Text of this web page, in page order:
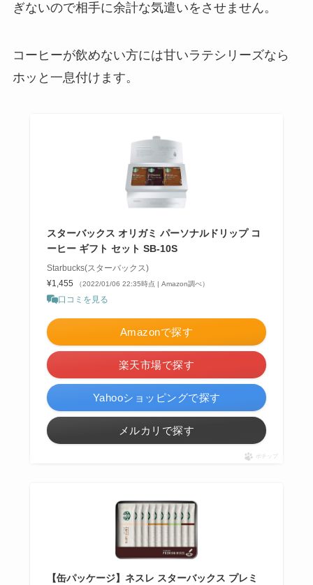
ぎないので相手に余計な気遣いをさせません。
コーヒーが飲めない方には甘いラテシリーズなら
ホッと一息付けます。
スターバックス オリガミ パーソナルドリップ コ
ーヒー ギフト セット SB-10S
Starbucks(スターバックス)
¥1,455
（2022/01/06 22:35時点 | Amazon調べ）
口コミを見る
Amazonで探す
楽天市場で探す
Yahooショッピングで探す
メルカリで探す
ポチップ
【缶パッケージ】ネスレ スターバックス プレミ